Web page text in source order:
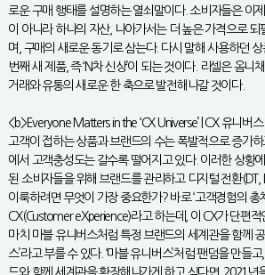
로운 구매 행태를 설명하는 열쇠말이다. 소비자들은 이
이 아니라 하나의 자산, 나아가서는 더 높은 가격으로 되
며, 구매의 새로운 동기로 삼는다. 다시 말해 사용하던
번째 새 제품, 즉 ‘N차 신상’이 되는 것이다. 리셀은 옴니
거래와 유통의 새로운 한 축으로 발전해나갈 것이다.
<b>Everyone Matters in the ‘CX Universe’ | CX 유니버스
고객이 접하는 상품과 브랜드의 수는 폭발적으로 증가
에서 고객충성도는 갈수록 떨어지고 있다. 이러한 상황
된 소비자들을 위해 브랜드를 관리하고 디지털 전환
이룩하려면 무엇이 가장 중요한가? 바로 ‘고객경험의 총
CX(Customer eXperience)라고 하는데, 이 CX가 단편
마치 마블 유니버스처럼 특정 브랜드의 세계관을 함께 공
스’라고 부를 수 있다. ‘마블 유니버스’처럼 팬덤을 만들
드와 함께 세계관을 확장해나가게 하고 싶다면, 2021년